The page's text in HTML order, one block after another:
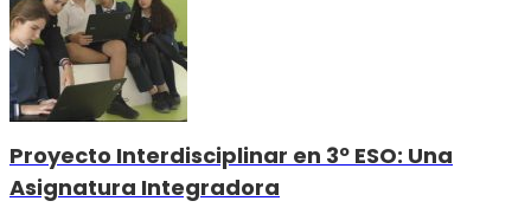
Proyecto Interdisciplinar en 3º ESO: Una
Asignatura Integradora